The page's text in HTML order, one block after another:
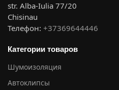
str. Alba-Iulia 77/20
Chisinau
Телефон: +37369644446
Категории товаров
Шумоизоляция
Автоклипсы